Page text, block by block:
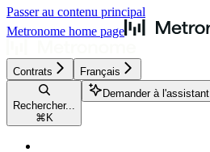
Passer au contenu principal
Metronome home page
Contrats Français
Rechercher...
⌘ K
Demander à l'assistant